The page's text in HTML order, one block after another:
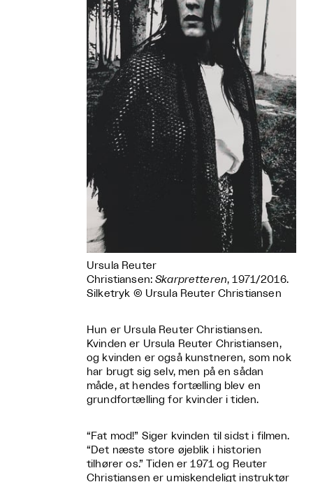
Ursula Reuter
Christiansen:Skarpretteren, 1971/2016.
Silketryk © Ursula Reuter Christiansen
Hun er Ursula Reuter Christiansen.
Kvinden er Ursula Reuter Christiansen,
og kvinden er også kunstneren, som nok
har brugt sig selv, men på en sådan
måde, at hendes fortælling blev en
grundfortælling for kvinder i tiden.
“Fat mod!” Siger kvinden til sidst i filmen.
“Det næste store øjeblik i historien
tilhører os.” Tiden er 1971 og Reuter
Christiansen er umiskendeligt instruktør